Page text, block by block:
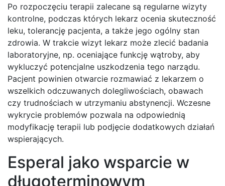
Po rozpoczęciu terapii zalecane są regularne wizyty
kontrolne, podczas których lekarz ocenia skuteczność
leku, tolerancję pacjenta, a także jego ogólny stan
zdrowia. W trakcie wizyt lekarz może zlecić badania
laboratoryjne, np. oceniające funkcję wątroby, aby
wykluczyć potencjalne uszkodzenia tego narządu.
Pacjent powinien otwarcie rozmawiać z lekarzem o
wszelkich odczuwanych dolegliwościach, obawach
czy trudnościach w utrzymaniu abstynencji. Wczesne
wykrycie problemów pozwala na odpowiednią
modyfikację terapii lub podjęcie dodatkowych działań
wspierających.
Esperal jako wsparcie w
długoterminowym